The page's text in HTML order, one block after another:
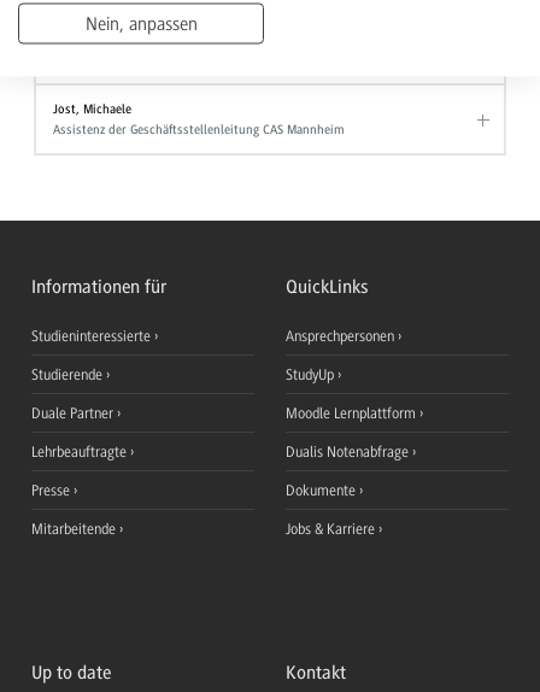
Jordan-Kunert, Jennifer, Prof. Dr.
Jost, Michaele
Assistenz der Geschäftsstellenleitung CAS Mannheim
Informationen für
Studieninteressierte
Studierende
Duale Partner
Lehrbeauftragte
Presse
Mitarbeitende
QuickLinks
Ansprechpersonen
StudyUp
Moodle Lernplattform
Dualis Notenabfrage
Dokumente
Jobs & Karriere
Up to date Kontakt
Nein, anpassen